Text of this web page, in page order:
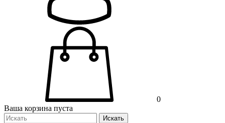
0
Ваша корзина пуста
Искать